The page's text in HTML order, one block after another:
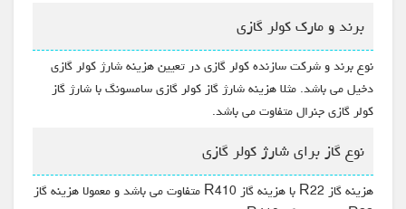
برند و مارک کولر گازی
نوع برند و شرکت سازنده کولر گازی در تعیین هزینه شارژ کولر گازی
دخیل می باشد. مثلا هزینه شارژ گاز کولر گازی سامسونگ با شارژ گاز
کولر گازی جنرال متفاوت می باشد.
نوع گاز برای شارژ کولر گازی
هزینه گاز R22 با هزینه گاز R410 متفاوت می باشد و معمولا هزینه گاز